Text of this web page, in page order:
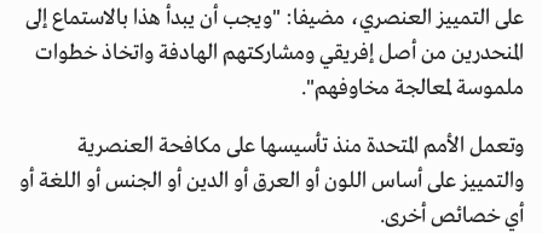
على التمييز العنصري، مضيفا: "ويجب أن يبدأ هذا بالاستماع إلى
المنحدرين من أصل إفريقي ومشاركتهم الهادفة واتخاذ خطوات
ملموسة لمعالجة مخاوفهم".
وتعمل الأمم المتحدة منذ تأسيسها على مكافحة العنصرية
والتمييز على أساس اللون أو العرق أو الدين أو الجنس أو اللغة أو
أي خصائص أخرى.